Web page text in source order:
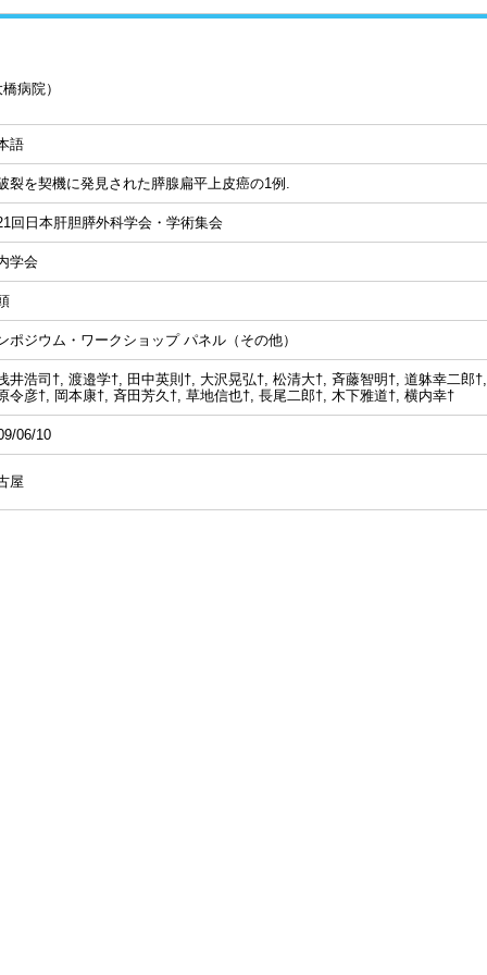
病院）
語
裂を契機に発見された膵腺扁平上皮癌の1例.
回日本肝胆膵外科学会・学術集会
学会
ポジウム・ワークショップ パネル（その他）
井浩司†, 渡邉学†, 田中英則†, 大沢晃弘†, 松清大†, 斉藤智明†, 道躰幸二郎†,
令彦†, 岡本康†, 斉田芳久†, 草地信也†, 長尾二郎†, 木下雅道†, 横内幸†
06/10
屋